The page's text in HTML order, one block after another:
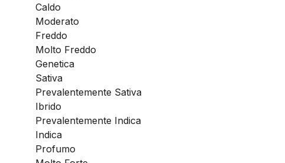
Caldo
Moderato
Freddo
Molto Freddo
Genetica
Sativa
Prevalentemente Sativa
Ibrido
Prevalentemente Indica
Indica
Profumo